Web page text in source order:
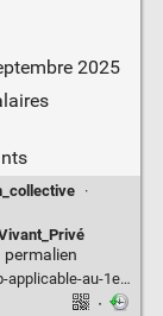
2025
·
permalien
au-1er-septembre/
·